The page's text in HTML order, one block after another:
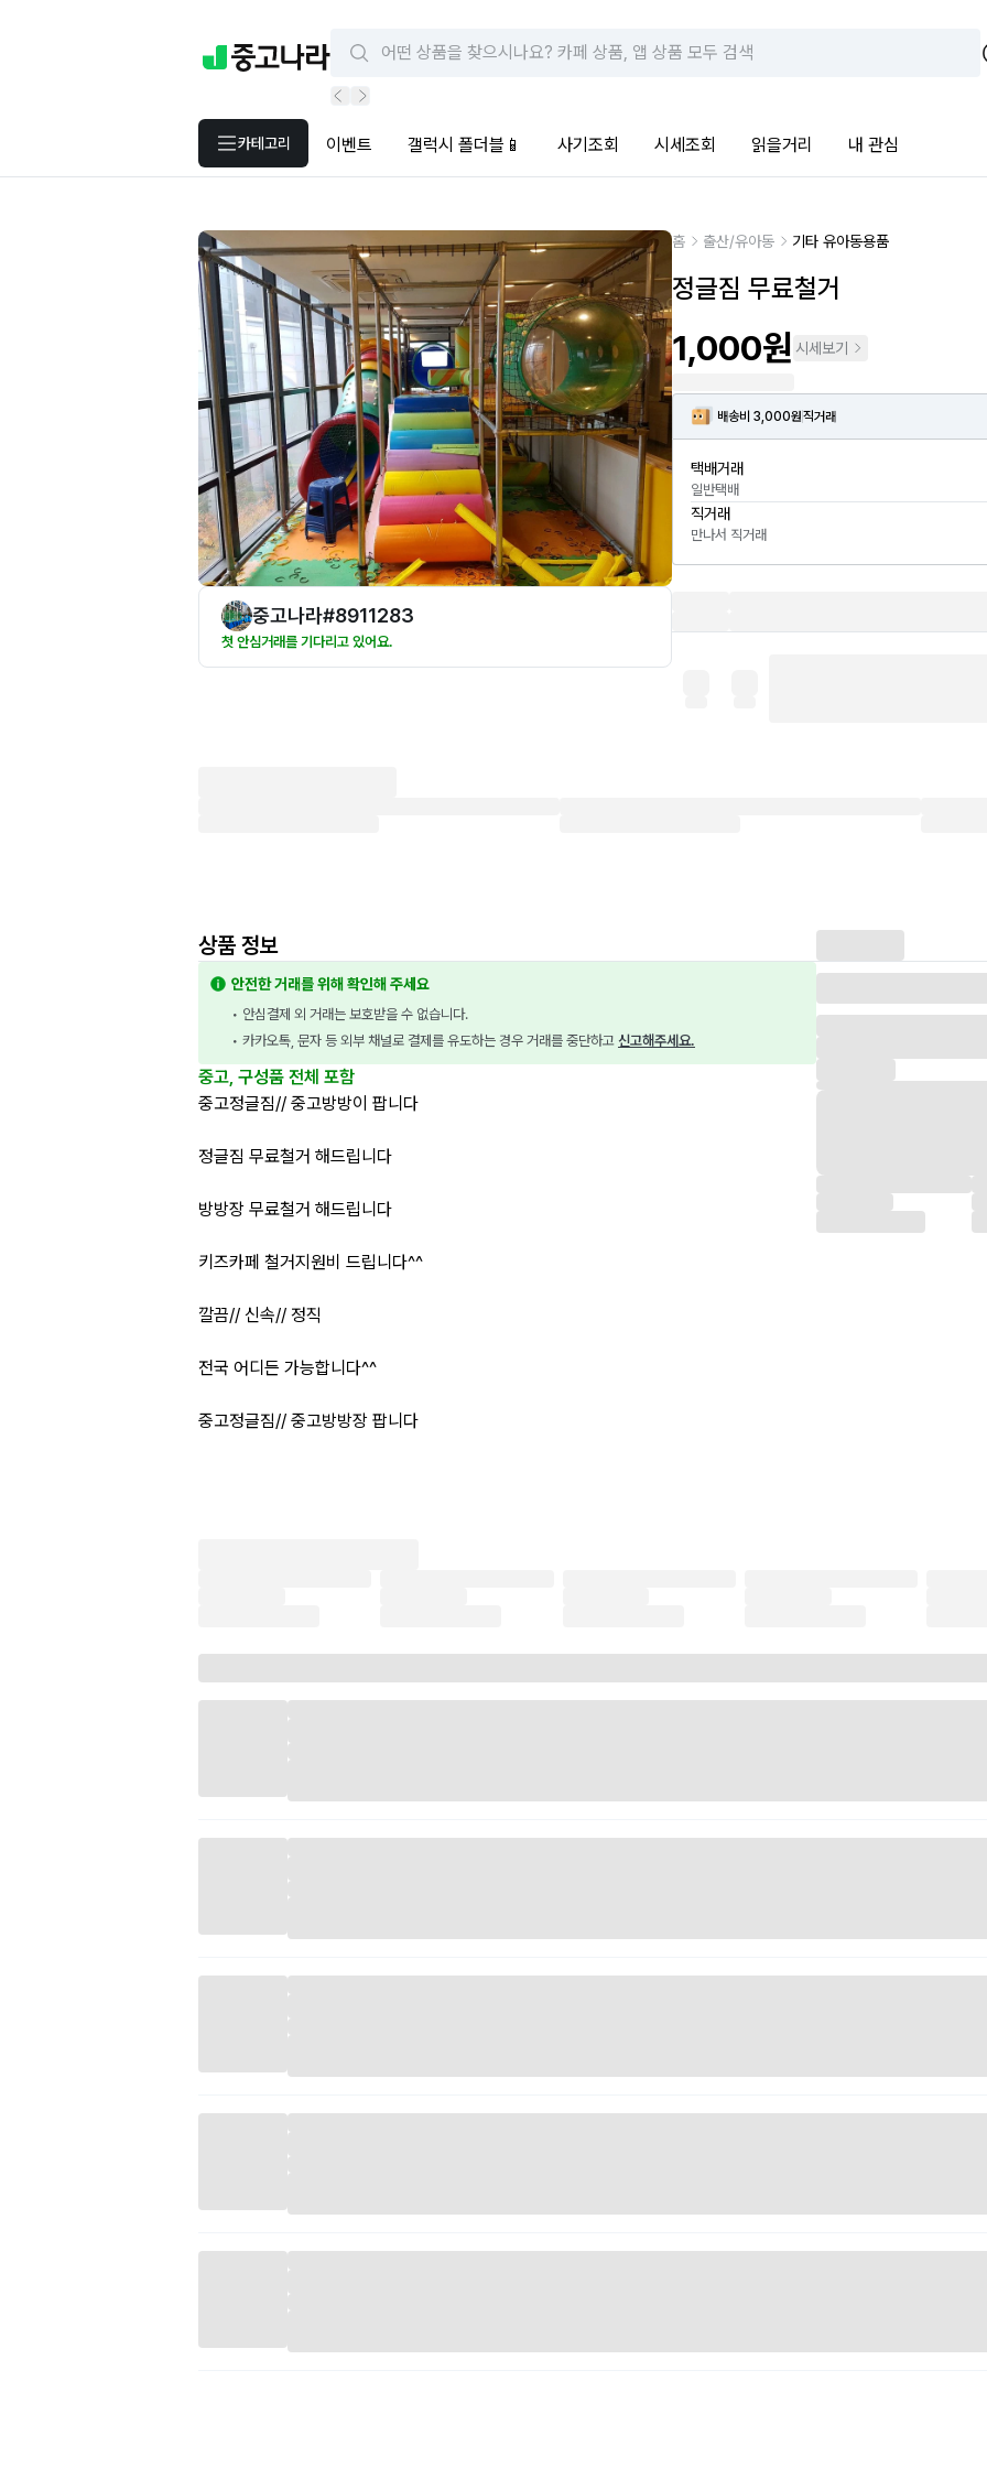
카테고리 이벤트 갤럭시 폴더블📱 사기조회 시세조회 읽을거리 내 관심
중고나라#8911283
첫 안심거래를 기다리고 있어요.
홈 출산/유아동 기타 유아동용품
정글짐 무료철거
1,000원 시세보기
배송비 3,000원직거래
택배거래
일반택배
직거래
만나서 직거래
상품 정보
안전한 거래를 위해 확인해 주세요
• 안심결제 외 거래는 보호받을 수 없습니다.
• 카카오톡, 문자 등 외부 채널로 결제를 유도하는 경우 거래를 중단하고 신고해주세요.
중고, 구성품 전체 포함
중고정글짐// 중고방방이 팝니다
정글짐 무료철거 해드립니다
방방장 무료철거 해드립니다
키즈카페 철거지원비 드립니다^^
깔끔// 신속// 정직
전국 어디든 가능합니다^^
중고정글짐// 중고방방장 팝니다